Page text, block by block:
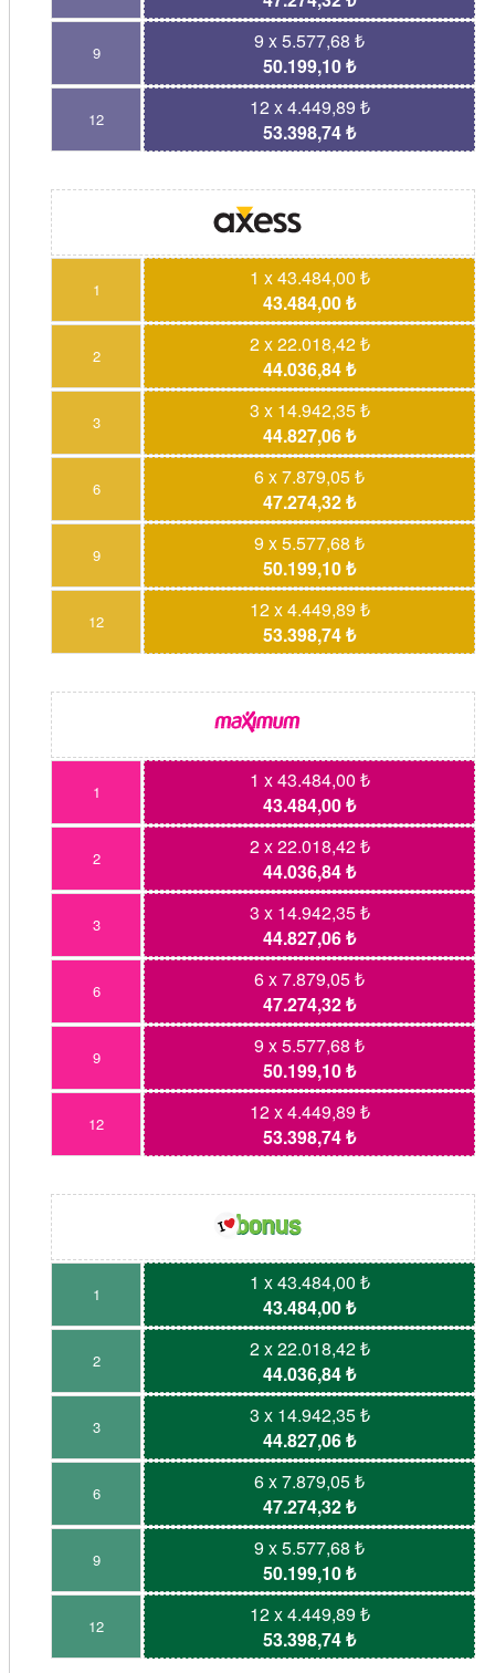
9
9 x 5.577,68 ₺
50.199,10 ₺
12
12 x 4.449,89 ₺
53.398,74 ₺
1
1 x 43.484,00 ₺
43.484,00 ₺
2
2 x 22.018,42 ₺
44.036,84 ₺
3
3 x 14.942,35 ₺
44.827,06 ₺
6
6 x 7.879,05 ₺
47.274,32 ₺
9
9 x 5.577,68 ₺
50.199,10 ₺
12
12 x 4.449,89 ₺
53.398,74 ₺
1
1 x 43.484,00 ₺
43.484,00 ₺
2
2 x 22.018,42 ₺
44.036,84 ₺
3
3 x 14.942,35 ₺
44.827,06 ₺
6
6 x 7.879,05 ₺
47.274,32 ₺
9
9 x 5.577,68 ₺
50.199,10 ₺
12
12 x 4.449,89 ₺
53.398,74 ₺
1
1 x 43.484,00 ₺
43.484,00 ₺
2
2 x 22.018,42 ₺
44.036,84 ₺
3
3 x 14.942,35 ₺
44.827,06 ₺
6
6 x 7.879,05 ₺
47.274,32 ₺
9
9 x 5.577,68 ₺
50.199,10 ₺
12
12 x 4.449,89 ₺
53.398,74 ₺